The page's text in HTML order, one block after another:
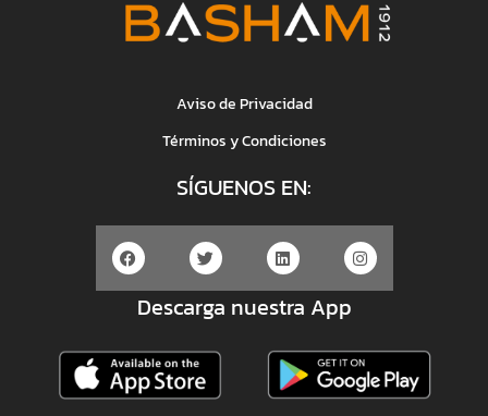
Aviso de Privacidad
Términos y Condiciones
SÍGUENOS EN:
Descarga nuestra App